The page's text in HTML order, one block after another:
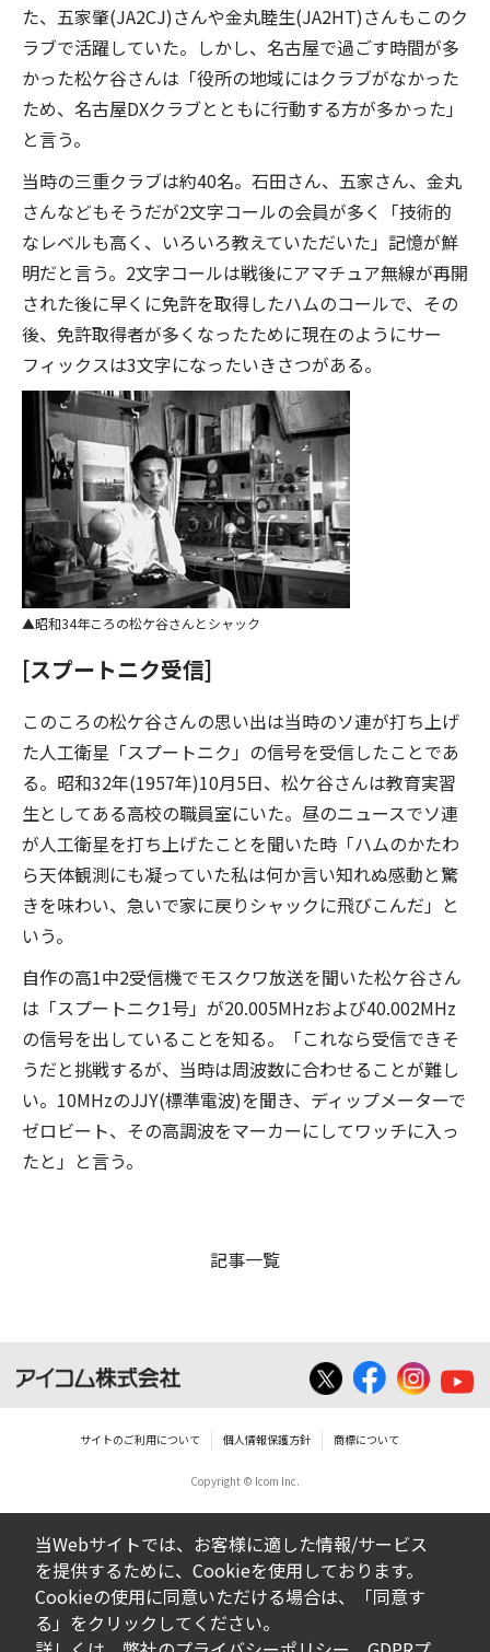
た、五家肇(JA2CJ)さんや金丸睦生(JA2HT)さんもこのク
ラブで活躍していた。しかし、名古屋で過ごす時間が多
かった松ケ谷さんは「役所の地域にはクラブがなかった
ため、名古屋DXクラブとともに行動する方が多かった」
と言う。
当時の三重クラブは約40名。石田さん、五家さん、金丸
さんなどもそうだが2文字コールの会員が多く「技術的
なレベルも高く、いろいろ教えていただいた」記憶が鮮
明だと言う。2文字コールは戦後にアマチュア無線が再開
された後に早くに免許を取得したハムのコールで、その
後、免許取得者が多くなったために現在のようにサー
フィックスは3文字になったいきさつがある。
昭和34年ころの松ケ谷さんとシャック
[スプートニク受信]
このころの松ケ谷さんの思い出は当時のソ連が打ち上げ
た人工衛星「スプートニク」の信号を受信したことであ
る。昭和32年(1957年)10月5日、松ケ谷さんは教育実習
生としてある高校の職員室にいた。昼のニュースでソ連
が人工衛星を打ち上げたことを聞いた時「ハムのかたわ
ら天体観測にも凝っていた私は何か言い知れぬ感動と驚
きを味わい、急いで家に戻りシャックに飛びこんだ」と
いう。
自作の高1中2受信機でモスクワ放送を聞いた松ケ谷さん
は「スプートニク1号」が20.005MHzおよび40.002MHz
の信号を出していることを知る。「これなら受信できそ
うだと挑戦するが、当時は周波数に合わせることが難し
い。10MHzのJJY(標準電波)を聞き、ディップメーターで
ゼロビート、その高調波をマーカーにしてワッチに入っ
たと」と言う。
記事一覧
サイトのご利用について 個人情報保護方針 商標について
Copyright © Icom Inc.
当Webサイトでは、お客様に適した情報/サービス
を提供するために、Cookieを使用しております。
Cookieの使用に同意いただける場合は、「同意す
る」をクリックしてください。